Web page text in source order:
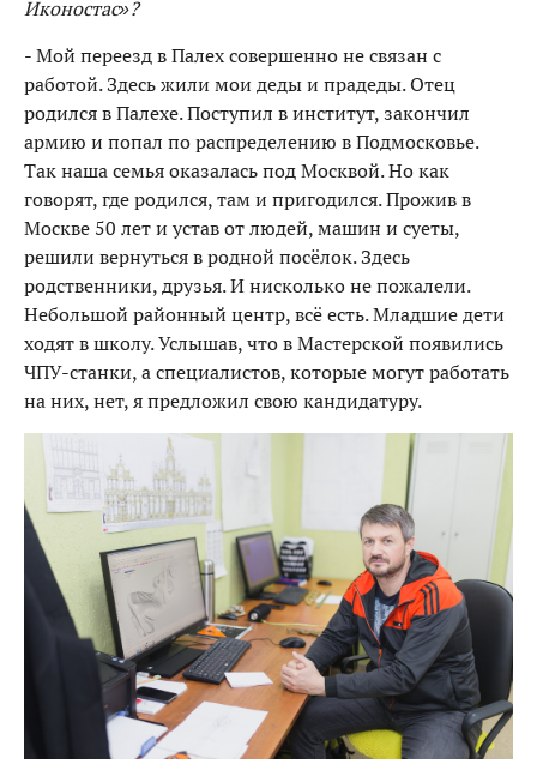
Иконостас»?
- Мой переезд в Палех совершенно не связан с
работой. Здесь жили мои деды и прадеды. Отец
родился в Палехе. Поступил в институт, закончил
армию и попал по распределению в Подмосковье.
Так наша семья оказалась под Москвой. Но как
говорят, где родился, там и пригодился. Прожив в
Москве 50 лет и устав от людей, машин и суеты,
решили вернуться в родной посёлок. Здесь
родственники, друзья. И нисколько не пожалели.
Небольшой районный центр, всё есть. Младшие дети
ходят в школу. Услышав, что в Мастерской появились
ЧПУ-станки, а специалистов, которые могут работать
на них, нет, я предложил свою кандидатуру.